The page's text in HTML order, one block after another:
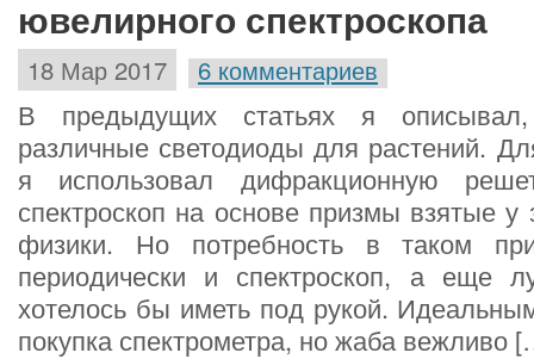
ювелирного спектроскопа
18 Мар 2017 6 комментариев
В предыдущих статьях я описывал,
различные светодиоды для растений.
я использовал дифракционную
спектроскоп на основе призмы взятые у
физики. Но потребность в таком
периодически и спектроскоп, а еще
хотелось бы иметь под рукой.
покупка спектрометра, но жаба вежливо